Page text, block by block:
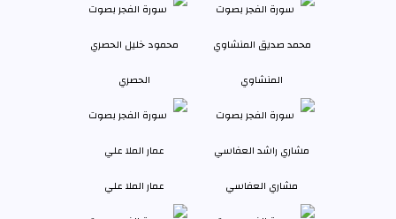
المنشاوي الحصري
مشاري العفاسي عمار الملا علي